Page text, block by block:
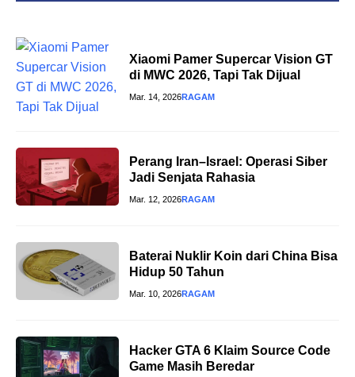
Xiaomi Pamer Supercar Vision GT
di MWC 2026, Tapi Tak Dijual
Mar. 14, 2026RAGAM
Perang Iran–Israel: Operasi Siber
Jadi Senjata Rahasia
Mar. 12, 2026RAGAM
Baterai Nuklir Koin dari China Bisa
Hidup 50 Tahun
Mar. 10, 2026RAGAM
Hacker GTA 6 Klaim Source Code
Game Masih Beredar